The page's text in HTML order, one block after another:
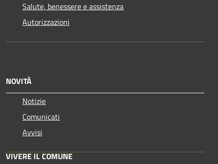
Salute, benessere e assistenza
Autorizzazioni
NOVITÀ
Notizie
Comunicati
Avvisi
VIVERE IL COMUNE